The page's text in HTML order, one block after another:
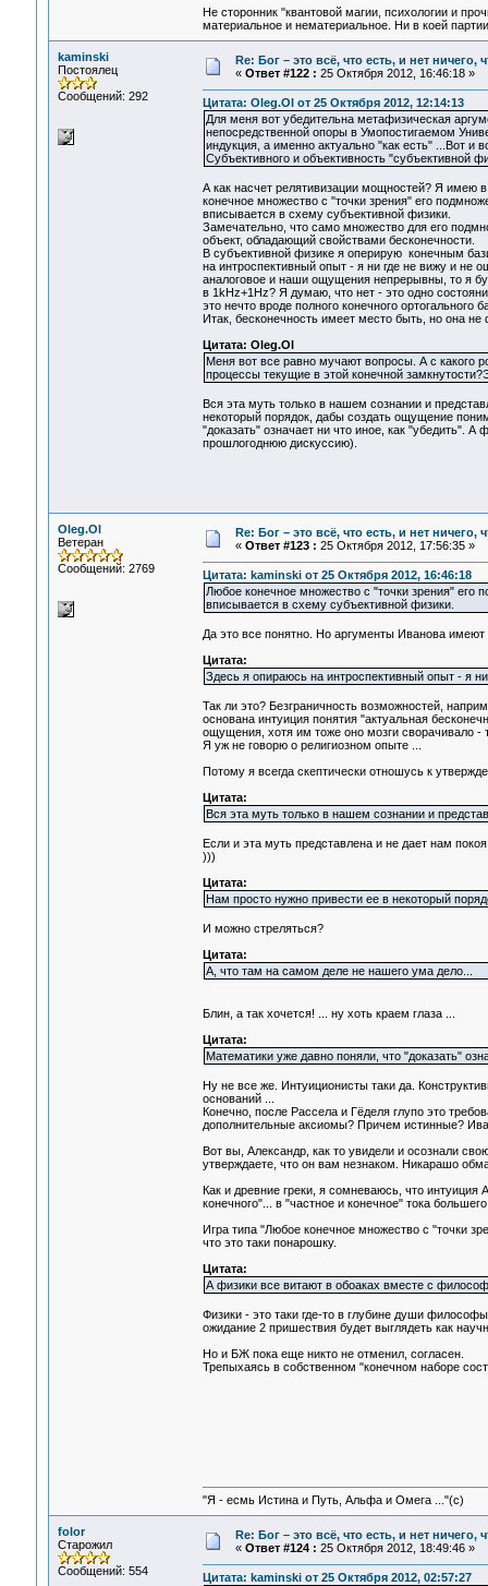
Не сторонник "квантовой магии, психологии и
материальное и нематериальное. Ни в коей
kaminski
Постоялец
Сообщений: 292
Re: Бог – это всё, что есть, и нет
« Ответ #122 : 25 Октября 2012, 16:46:18 »
Цитата: Oleg.Ol от 25 Октября 2012, 12:14:13
Для меня вот убедительна метафизическая
непосредственной опоры в Умопостигаемом
индукция, а именно актуально "как есть" ...Вот и
Субъективного и объективность "субъективной
А как насчет релятивизации мощностей? Я имею
конечное множество с "точки зрения" его
вписывается в схему субъективной физики.
Замечательно, что само множество для его
объект, обладающий свойствами бесконечности.
В субъективной физике я оперирую конечным
на интроспективный опыт - я ни где не вижу и
аналоговое и наши ощущения непрерывны, то я
в 1kHz+1Hz? Я думаю, что нет - это одно
это нечто вроде полного конечного ортогального
Итак, бесконечность имеет место быть, но она
Цитата: Oleg.Ol
Меня вот все равно мучают вопросы. А с какого
процессы текущие в этой конечной
Вся эта муть только в нашем сознании и
некоторый порядок, дабы создать ощущение
"доказать" означает ни что иное, как "убедить".
прошлогоднюю дискуссию).
Oleg.Ol
Ветеран
Сообщений: 2769
Re: Бог – это всё, что есть, и нет
« Ответ #123 : 25 Октября 2012, 17:56:35 »
Цитата: kaminski от 25 Октября 2012, 16:46:18
Любое конечное множество с "точки зрения" его
вписывается в схему субъективной физики.
Да это все понятно. Но аргументы Иванова имеют
Цитата:
Здесь я опираюсь на интроспективный опыт - я
Так ли это? Безграничность возможностей,
основана интуиция понятия "актуальная
ощущения, хотя им тоже оно мозги сворачивало -
Я уж не говорю о религиозном опыте ...
Потому я всегда скептически отношусь к
Цитата:
Вся эта муть только в нашем сознании и
Если и эта муть представлена и не дает нам
)))
Цитата:
Нам просто нужно привести ее в некоторый
И можно стреляться?
Цитата:
А, что там на самом деле не нашего ума дело...
Блин, а так хочется! ... ну хоть краем глаза ...
Цитата:
Математики уже давно поняли, что "доказать"
Ну не все же. Интуиционисты таки да.
оснований ...
Конечно, после Рассела и Гёделя глупо это
дополнительные аксиомы? Причем истинные?
Вот вы, Александр, как то увидели и осознали
утверждаете, что он вам незнаком. Никарашо
Как и древние греки, я сомневаюсь, что интуиция
конечного"... в "частное и конечное" тока
Игра типа "Любое конечное множество с "точки
что это таки понарошку.
Цитата:
А физики все витают в обоаках вместе с
Физики - это таки где-то в глубине души
ожидание 2 пришествия будет выглядеть как
Но и БЖ пока еще никто не отменил, согласен.
Трепыхаясь в собственном "конечном наборе
"Я - есмь Истина и Путь, Альфа и Омега ..."(с)
folor
Старожил
Сообщений: 554
Re: Бог – это всё, что есть, и нет
« Ответ #124 : 25 Октября 2012, 18:49:46 »
Цитата: kaminski от 25 Октября 2012, 02:57:27